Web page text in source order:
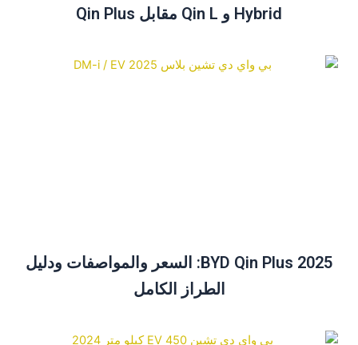
Hybrid و Qin L مقابل Qin Plus
BYD Qin Plus 2025: السعر والمواصفات ودليل
الطراز الكامل